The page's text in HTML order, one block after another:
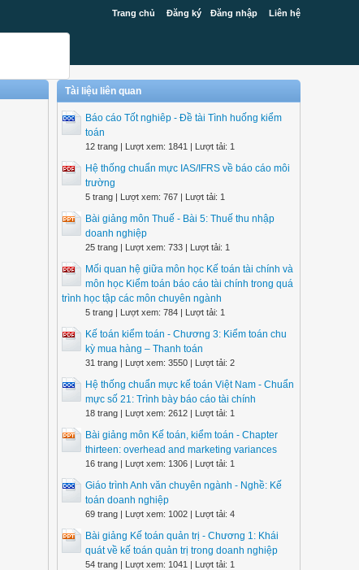
Trang chủ Đăng ký Đăng nhập Liên hệ
Tài liệu liên quan
Báo cáo Tốt nghiêp - Đề tài Tình huống kiểm
toán
12 trang | Lượt xem: 1841 | Lượt tải: 1
Hệ thống chuẩn mực IAS/IFRS về báo cáo môi
trường
5 trang | Lượt xem: 767 | Lượt tải: 1
Bài giảng môn Thuế - Bài 5: Thuế thu nhập
doanh nghiệp
25 trang | Lượt xem: 733 | Lượt tải: 1
Mối quan hệ giữa môn học Kế toán tài chính và
môn học Kiểm toán báo cáo tài chính trong quá
trình học tập các môn chuyên ngành
5 trang | Lượt xem: 784 | Lượt tải: 1
Kế toán kiểm toán - Chương 3: Kiểm toán chu
kỳ mua hàng – Thanh toán
31 trang | Lượt xem: 3550 | Lượt tải: 2
Hệ thống chuẩn mực kế toán Việt Nam - Chuẩn
mực số 21: Trình bày báo cáo tài chính
18 trang | Lượt xem: 2612 | Lượt tải: 1
Bài giảng môn Kế toán, kiểm toán - Chapter
thirteen: overhead and marketing variances
16 trang | Lượt xem: 1306 | Lượt tải: 1
Giáo trình Anh văn chuyên ngành - Nghề: Kế
toán doanh nghiệp
69 trang | Lượt xem: 1002 | Lượt tải: 4
Bài giảng Kế toán quản trị - Chương 1: Khái
quát về kế toán quản trị trong doanh nghiệp
54 trang | Lượt xem: 1041 | Lượt tải: 1